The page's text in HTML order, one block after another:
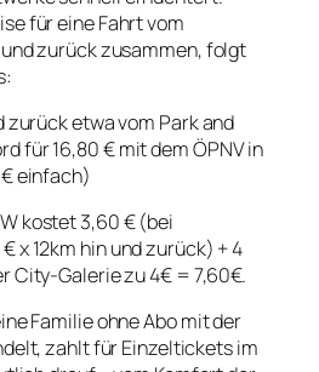
für eine Fahrt vom
zurück zusammen, folgt
zurück etwa vom Park and
für 16,80 € mit dem ÖPNV in
einfach)
kostet 3,60 € (bei
x 12km hin und zurück) + 4
City-Galerie zu 4€ = 7,60€.
Familie ohne Abo mit der
zahlt für Einzeltickets im